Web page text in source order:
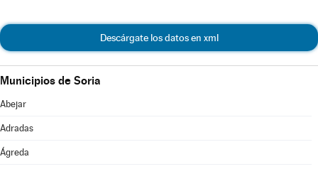
Descárgate los datos en xml
Municipios de Soria
Abejar
Adradas
Ágreda